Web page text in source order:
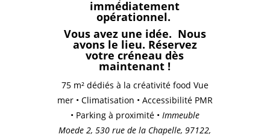
immédiatement
opérationnel.
Vous avez une idée. Nous
avons le lieu. Réservez
votre créneau dès
maintenant !
75 m² dédiés à la créativité food Vue
mer • Climatisation • Accessibilité PMR
• Parking à proximité •Immeuble
Moede 2, 530 rue de la Chapelle, 97122,